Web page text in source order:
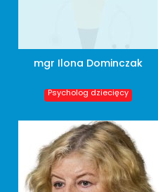
mgr Ilona Dominczak
Psycholog dziecięcy